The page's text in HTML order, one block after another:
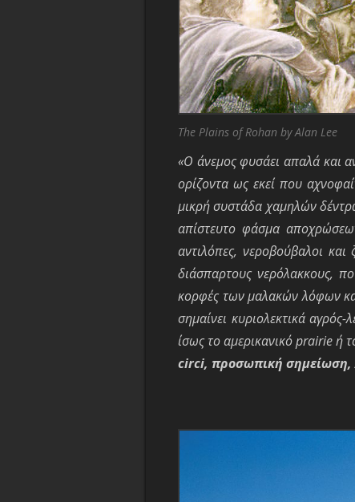
The Plains of Rohan by Alan Lee
«O άνεμος φυσάει απαλά και
ορίζοντα ως εκεί που
μικρή συστάδα χαμηλών
απίστευτοφάσμα
αντιλόπες, νεροβούβαλοι και
διάσπαρτους νερόλακκους,
κορφές των μαλακών λόφων
σημαίνει κυριολεκτικά
ίσως τοαμερικανικό prairie ή
circi, προσωπική σημείωση,